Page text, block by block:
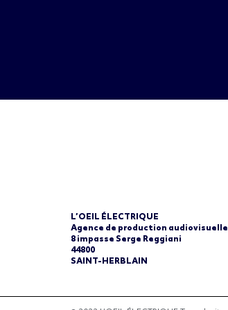
L’OEIL ÉLECTRIQUE
Agence de production audiovisuelle
8 impasse Serge Reggiani
44800
SAINT-HERBLAIN